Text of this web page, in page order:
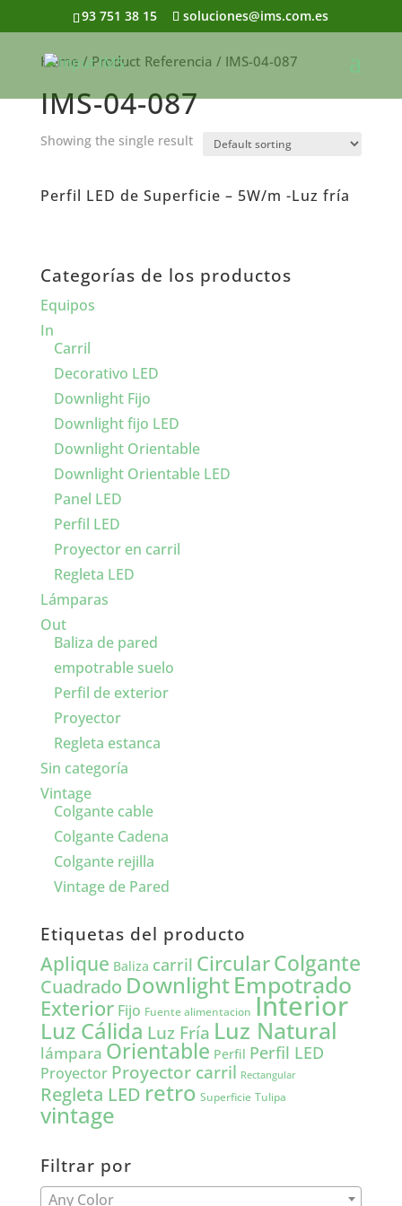
93 751 38 15 soluciones@ims.com.es
Home / Product Referencia / IMS-04-087
IMS-04-087
Showing the single result
Perfil LED de Superficie – 5W/m -Luz fría
Categorías de los productos
Equipos
In
Carril
Decorativo LED
Downlight Fijo
Downlight fijo LED
Downlight Orientable
Downlight Orientable LED
Panel LED
Perfil LED
Proyector en carril
Regleta LED
Lámparas
Out
Baliza de pared
empotrable suelo
Perfil de exterior
Proyector
Regleta estanca
Sin categoría
Vintage
Colgante cable
Colgante Cadena
Colgante rejilla
Vintage de Pared
Etiquetas del producto
Aplique Baliza carril CircularColgante
Cuadrado DownlightEmpotrado
Exterior Fijo Fuente alimentacion Interior
Luz Cálida Luz Fría Luz Natural
lámpara Orientable Perfil Perfil LED
Proyector Proyector carril Rectangular
Regleta LEDretro Superficie Tulipa
vintage
Filtrar por
Any Color